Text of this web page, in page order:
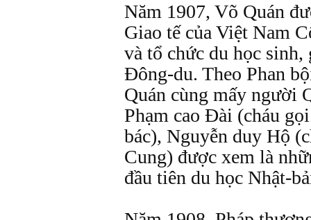
Năm 1907, Võ Quán
Giao tế của Việt Nam
và tổ chức du học
Đông-du. Theo Phan
Quán cùng mấy người
Phạm cao Đài (cháu
bác), Nguyễn duy Hộ
Cung) được xem là
đầu tiên du học Nhật-